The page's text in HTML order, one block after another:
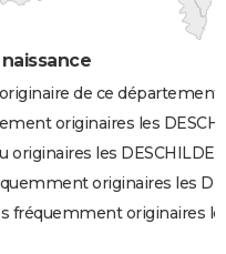
de ce département
originaires les
les DESCHILDER
originaires les
fréquemment originaires